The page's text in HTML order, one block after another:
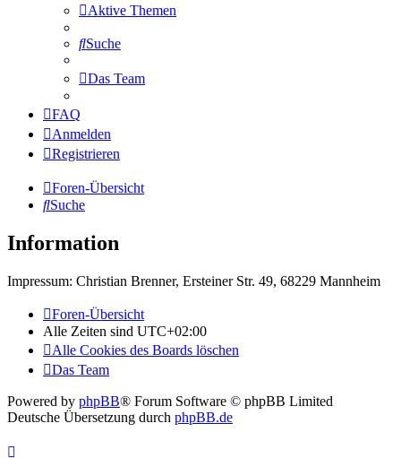
Aktive Themen
Suche
Das Team
FAQ
Anmelden
Registrieren
Foren-Übersicht
Suche
Information
Impressum: Christian Brenner, Ersteiner Str. 49, 68229 Mannheim
Foren-Übersicht
Alle Zeiten sind UTC+02:00
Alle Cookies des Boards löschen
Das Team
Powered by phpBB® Forum Software © phpBB Limited
Deutsche Übersetzung durch phpBB.de